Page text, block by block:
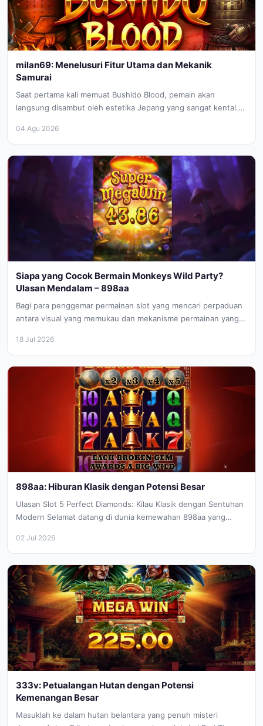
milan69: Menelusuri Fitur Utama dan Mekanik
Samurai
Saat pertama kali memuat Bushido Blood, pemain akan
langsung disambut oleh estetika Jepang yang sangat kental.
04 Agu 2026
Siapa yang Cocok Bermain Monkeys Wild Party?
Ulasan Mendalam – 898aa
Bagi para penggemar permainan slot yang mencari perpaduan
antara visual yang memukau dan mekanisme permainan yang
18 Jul 2026
898aa: Hiburan Klasik dengan Potensi Besar
Ulasan Slot 5 Perfect Diamonds: Kilau Klasik dengan Sentuhan
Modern Selamat datang di dunia kemewahan 898aa yang
02 Jul 2026
333v: Petualangan Hutan dengan Potensi
Kemenangan Besar
Masuklah ke dalam hutan belantara yang penuh misteri